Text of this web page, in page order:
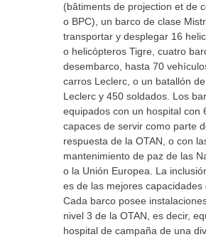
(bâtiments de projection et de
o BPC), un barco de clase
transportar y desplegar 16
o helicópteros Tigre, cuatro
desembarco, hasta 70
carros Leclerc, o un batallón
Leclerc y 450 soldados. Los
equipados con un hospital con
capaces de servir como parte
respuesta de la OTAN, o con
mantenimiento de paz de las
o la Unión Europea. La
es de las mejores capacidades
Cada barco posee
nivel 3 de la OTAN, es decir,
hospital de campaña de una